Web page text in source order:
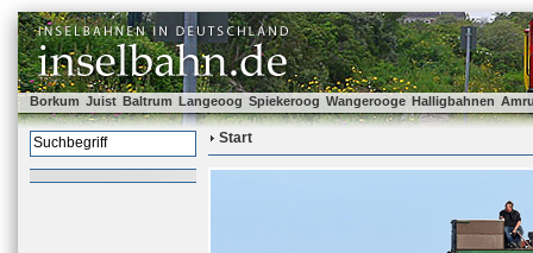
Borkum Juist Baltrum Langeoog Spiekeroog Wangerooge Halligbahnen
Start